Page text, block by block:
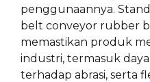
penggunaannya.
belt conveyor rubber
memastikan produk
industri, termasuk
terhadap abrasi, serta